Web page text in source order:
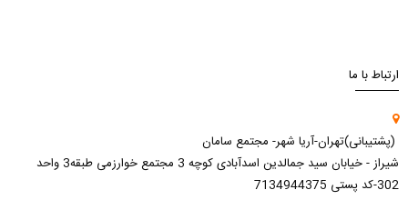
ارتباط با ما
(پشتیبانی)تهران-آریا شهر- مجتمع سامان
شیراز - خیابان سید جمالدین اسدآبادی کوچه 3 مجتمع خوارزمی طبقه3 واحد
302-کد پستی 7134944375